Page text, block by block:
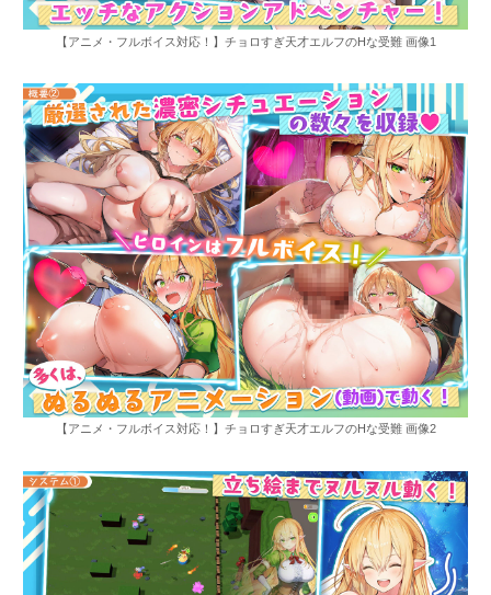
【アニメ・フルボイス対応！】チョロすぎ天才エルフのHな受難 画像1
【アニメ・フルボイス対応！】チョロすぎ天才エルフのHな受難 画像2